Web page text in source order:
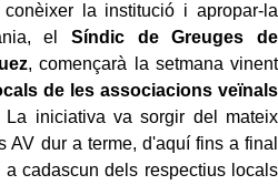
la institució i apropar-la
el Síndic de Greuges de
, començarà la setmana vinent
de les associacions veïnals
La iniciativa va sorgir del mateix
AV dur a terme, d'aquí fins a final
a cadascun dels respectius locals